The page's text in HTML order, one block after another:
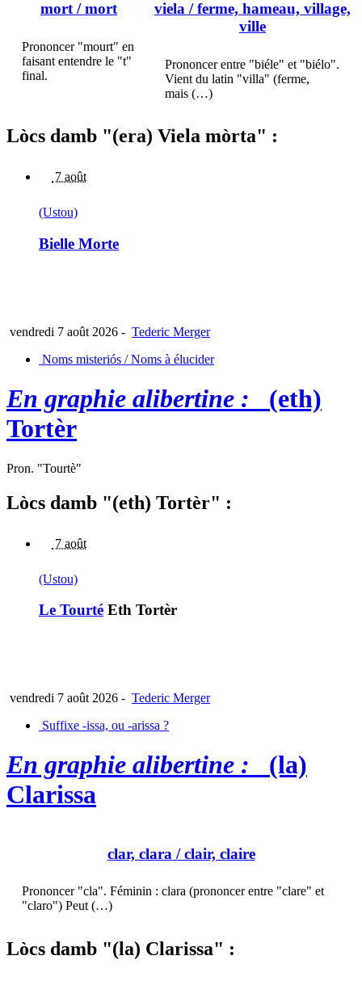
mort/ mort
Prononcer "mourt" en
faisant entendre le "t"
final.
viela / ferme, hameau, village,
ville
Prononcer entre "biéle" et "biélo".
Vient du latin "villa" (ferme,
mais (…)
Lòcs damb "(era) Viela mòrta" :
7 août
(Ustou)
Bielle Morte
vendredi 7 août 2026 - Tederic Merger
Noms misteriós / Noms à élucider
En graphie alibertine : (eth)
Tortèr
Pron. "Tourtè"
Lòcs damb "(eth) Tortèr" :
7 août
(Ustou)
Le Tourté Eth Tortèr
vendredi 7 août 2026 - Tederic Merger
Suffixe -issa, ou -arissa ?
En graphie alibertine : (la)
Clarissa
clar, clara / clair, claire
Prononcer "cla". Féminin : clara (prononcer entre "clare" et
"claro") Peut (…)
Lòcs damb "(la) Clarissa" :